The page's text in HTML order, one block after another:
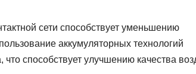
сети способствует уменьшению
аккумуляторных технологий
способствует улучшению качества